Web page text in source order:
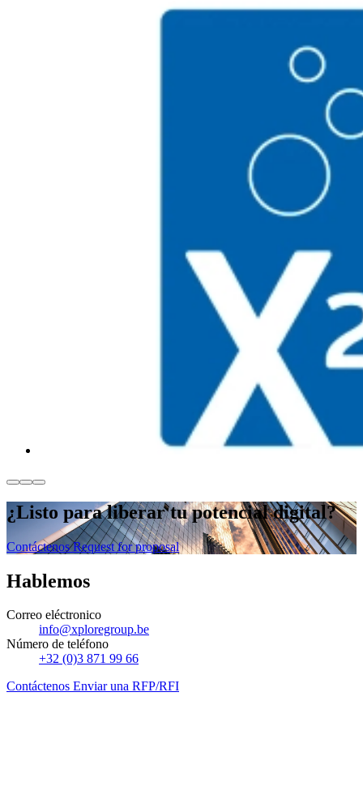
¿Listopara liberartu potencial digital?
ContáctenosRequest for proposal
Hablemos
Correo eléctronico
info@xploregroup.be
Número de teléfono
+32 (0)3 871 99 66
Contáctenos Enviar una RFP/RFI